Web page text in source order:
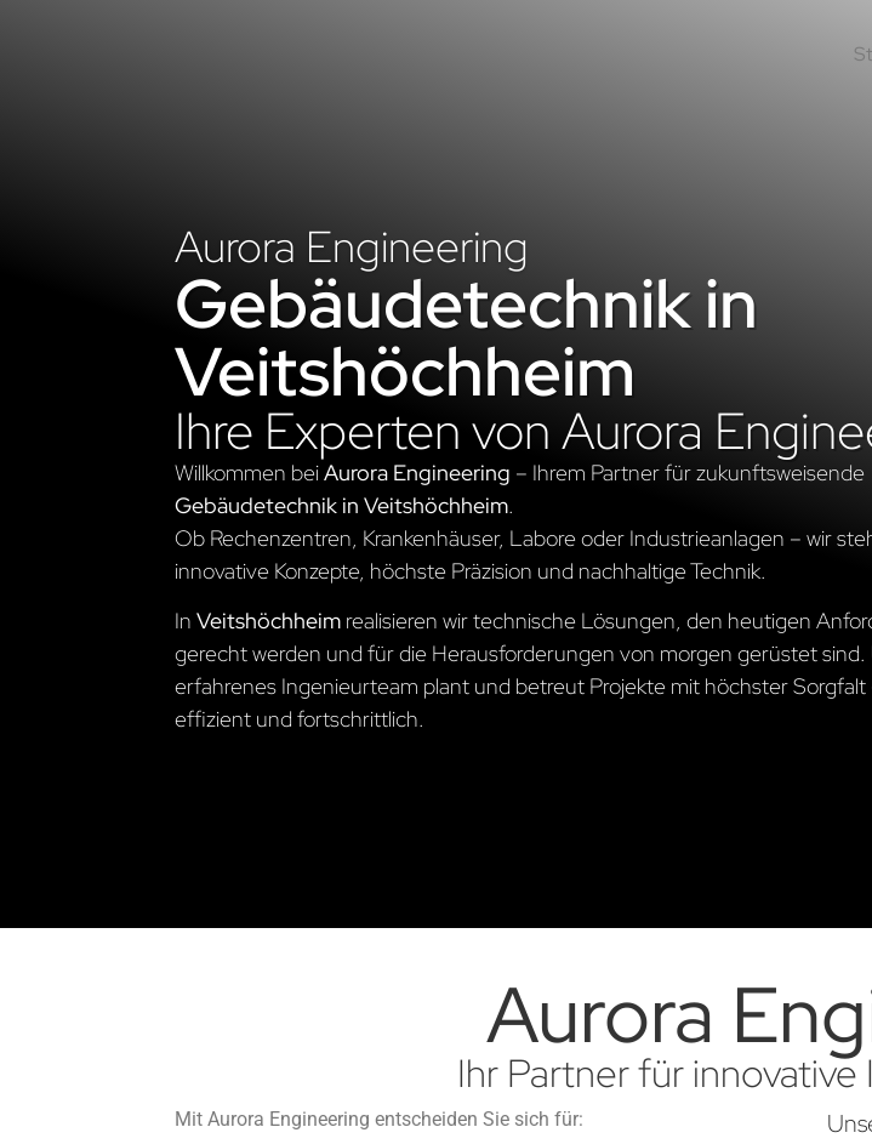
Aurora Engineering
Gebäudetechnik in
Veitshöchheim
Ihre Experten von Aurora
Willkommen beiAurora Engineering – Ihrem Partner für zukunftsweisende
Gebäudetechnik in Veitshöchheim.
Ob Rechenzentren, Krankenhäuser, Labore oder Industrieanlagen – wir
innovative Konzepte, höchste Präzision und nachhaltige Technik.
InVeitshöchheim realisieren wir technische Lösungen, den heutigen
gerecht werden und für die Herausforderungen von morgen gerüstet sind.
erfahrenes Ingenieurteam plant und betreut Projekte mit höchster Sorgfalt
effizient und fortschrittlich.
Aurora
Ihr Partner für
Mit Aurora Engineering entscheiden Sie sich für: